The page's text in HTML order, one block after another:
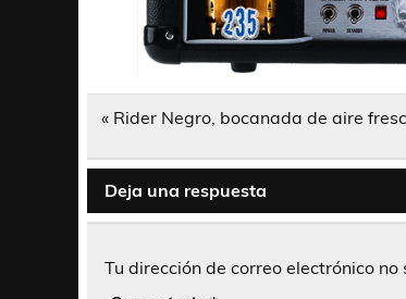
Navegación
« Rider Negro, bocanada de aire
Deja una respuesta
Tu dirección de correo electrónico no